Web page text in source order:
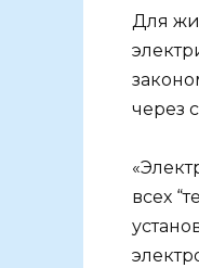
Для
через
всех